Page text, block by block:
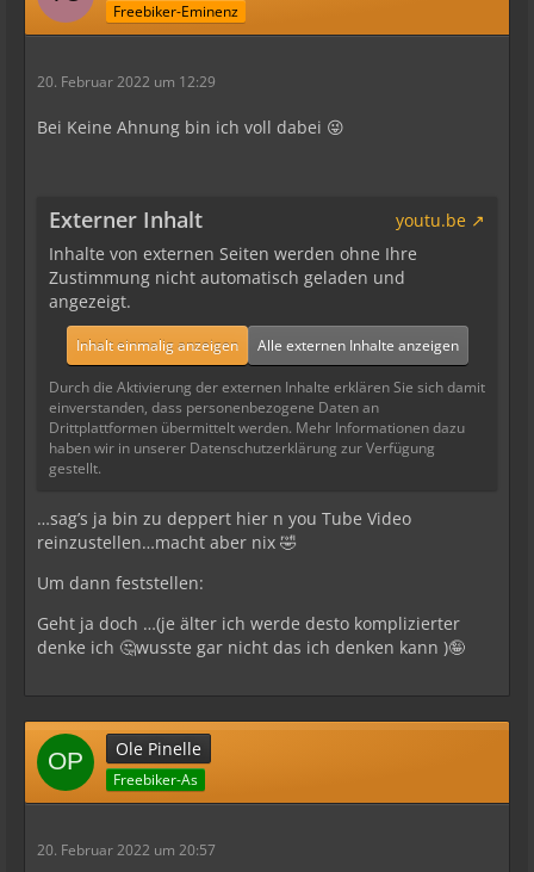
Freebiker-Eminenz
20. Februar 2022 um 12:29
Bei Keine Ahnung bin ich voll dabei 😜
Externer Inhalt
youtu.be
Inhalte von externen Seiten werden ohne Ihre
Zustimmung nicht automatisch geladen und
angezeigt.
Inhalt einmalig anzeigen Alle externen Inhalte anzeigen
Durch die Aktivierung der externen Inhalte erklären Sie sich damit
einverstanden, dass personenbezogene Daten an
Drittplattformen übermittelt werden. Mehr Informationen dazu
haben wir in unserer Datenschutzerklärung zur Verfügung
gestellt.
…sag’s ja bin zu deppert hier n you Tube Video
reinzustellen…macht aber nix 🤣
Um dann feststellen:
Geht ja doch …(je älter ich werde desto komplizierter
denke ich 🤔wusste gar nicht das ich denken kann )🤪
Ole Pinelle
Freebiker-As
20. Februar 2022 um 20:57